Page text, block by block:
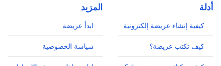
أدلة
كيفية إنشاء عريضة إلكترونية
كيف تكتب عريضة؟
المزيد
ابدأ عريضة
سياسة الخصوصية